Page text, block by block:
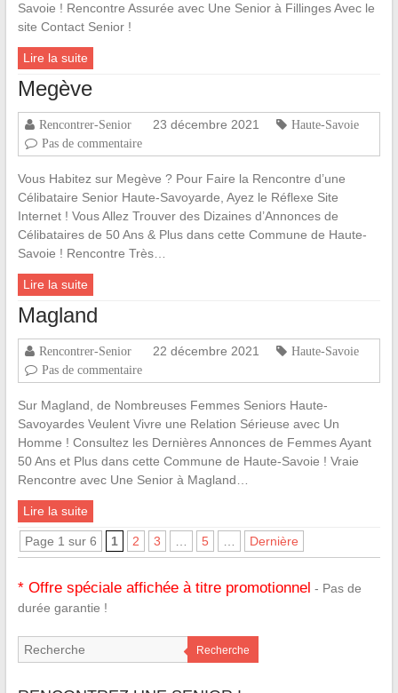
Savoie ! Rencontre Assurée avec Une Senior à Fillinges Avec le
site Contact Senior !
Lire la suite
Megève
Rencontrer-Senior 23 décembre 2021
Haute-Savoie
Pas de commentaire
Vous Habitez sur Megève ? Pour Faire la Rencontre d’une
Célibataire Senior Haute-Savoyarde, Ayez le Réflexe Site
Internet ! Vous Allez Trouver des Dizaines d’Annonces de
Célibataires de 50 Ans & Plus dans cette Commune de Haute-
Savoie ! Rencontre Très…
Lire la suite
Magland
Rencontrer-Senior 22 décembre 2021
Haute-Savoie
Pas de commentaire
Sur Magland, de Nombreuses Femmes Seniors Haute-
Savoyardes Veulent Vivre une Relation Sérieuse avec Un
Homme ! Consultez les Dernières Annonces de Femmes Ayant
50 Ans et Plus dans cette Commune de Haute-Savoie ! Vraie
Rencontre avec Une Senior à Magland…
Lire la suite
Page 1 sur 6 1 2 3 … 5 … Dernière
* Offre spéciale affichée à titre promotionnel - Pas de
durée garantie !
Recherche